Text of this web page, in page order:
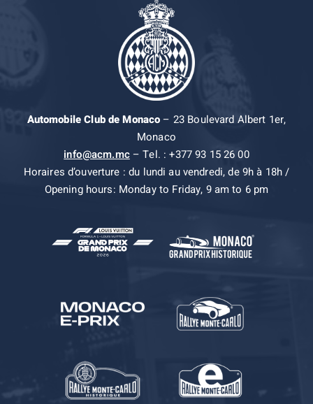
Automobile Club de Monaco– 23 Boulevard Albert 1er,
Monaco
info@acm.mc– Tel. : +377 93 15 26 00
Horaires d’ouverture : du lundi au vendredi, de 9h à 18h /
Opening hours: Monday to Friday, 9 am to 6 pm